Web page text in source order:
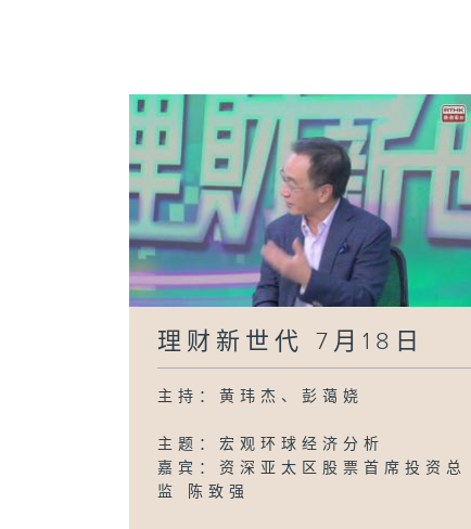
理财新世代 7月18日
主持：黄玮杰、彭蔼娆
主题：宏观环球经济分析
嘉宾：资深亚太区股票首席投资总
监 陈致强